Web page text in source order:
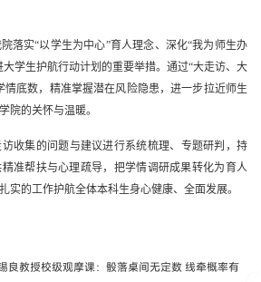
落实“以学生为中心”育人理念、深化“我为师生办
学生护航行动计划的重要举措。通过“大走访、大
情底数，精准掌握潜在风险隐患，进一步拉近师生
院的关怀与温暖。
访收集的问题与建议进行系统梳理、专题研判，持
准帮扶与心理疏导，把学情调研成果转化为育人
实的工作护航全体本科生身心健康、全面发展。
良教授校级观摩课：骰落桌间无定数 线牵概率有